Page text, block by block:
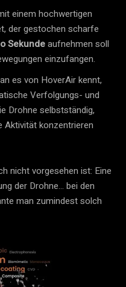
einem hochwertigen
der gestochen scharfe
Sekundeaufnehmen soll
einzufangen.
es von HoverAir kennt,
Verfolgungs- und
Drohne selbstständig,
Aktivität konzentrieren
nicht vorgesehen ist: Eine
der Drohne… bei den
man zumindest solch